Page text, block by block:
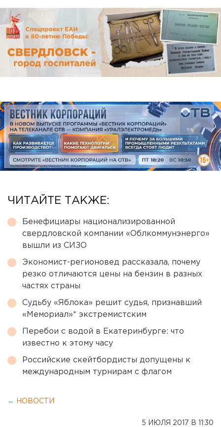
ЧИТАЙТЕ ТАКЖЕ:
Бенефициары национализированной
свердловской компании «Облкоммунэнерго»
вышли из СИЗО
Экономист-регионовед рассказала, почему
резко отличаются цены на бензин в разных
частях страны
Судьбу «Яблока» решит судья, признавший
«Мемориал»* экстремистским
Перебои с водой в Екатеринбурге: что
известно к этому часу
Российские скейтбордисты допущены к
международным турнирам с флагом
← НОВОСТИ
5 ИЮЛЯ 2017 В 11:30